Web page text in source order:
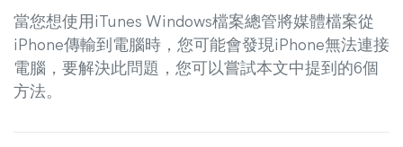
當您想使用iTunes Windows檔案總管將媒體檔案從
iPhone傳輸到電腦時，您可能會發現iPhone無法連接
電腦，要解決此問題，您可以嘗試本文中提到的6個
方法。